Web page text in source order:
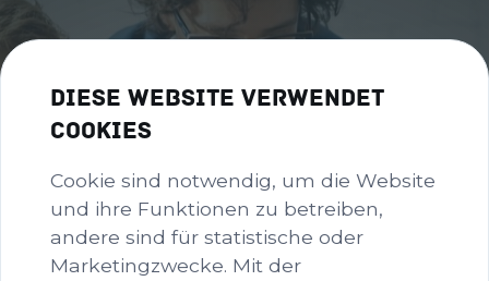
Diese Website verwendet
Cookies
Cookie sind notwendig, um die Website
und ihre Funktionen zu betreiben,
andere sind für statistische oder
Marketingzwecke. Mit der